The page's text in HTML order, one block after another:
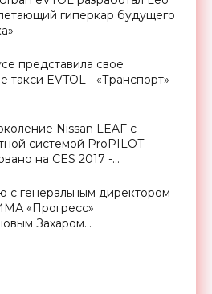
гиперкар будущего
представила свое
такси EVTOL - «Транспорт»
Nissan LEAF с
системой ProPILOT
на CES 2017 -
с генеральным директором
«Прогресс»
Захаром